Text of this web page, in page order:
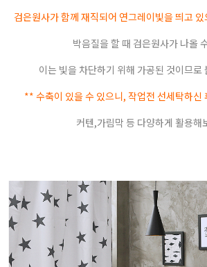
검은원사가 함께 재직되어 연그레이빛을 띄고
박음질을 할 때 검은원사가 나올
이는 빛을 차단하기 위해 가공된 것이므로
** 수축이 있을 수 있으니, 작업전 선세탁하신
커텐,가림막 등 다양하게 활용해